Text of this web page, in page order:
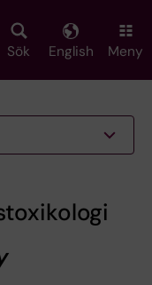
Sök English Meny